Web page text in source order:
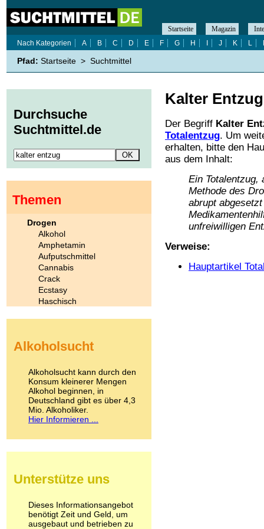
Kalter Entzug
Der Begriff Kalter
Totalentzug. Um
erhalten, bitte den
aus dem Inhalt:
Ein Totalentzug,
Methode des
abrupt
unfreiwilligen
Verweise:
Hauptartikel
Startseite Magazin
Nach Kategorien
A B C D E F G H J K L
Pfad: Startseite > Suchtmittel
Durchsuche
Suchtmittel.de
Themen
Drogen
Alkohol
Amphetamin
Aufputschmittel
Cannabis
Crack
Ecstasy
Haschisch
Kokain
LSD
Marihuana
Medikamente
Meskalin
Metamphetamin
Methadon
Pilze
Psychopharmaka
Schlafmittel
Schmerzmittel
Alkoholsucht
Alkoholsucht kann durch den
Konsum kleinerer Mengen
Alkohol beginnen, in
Deutschland gibt es über 4,3
Mio. Alkoholiker.
Hier Informieren ...
Unterstütze uns
Dieses Informationsangebot
benötigt Zeit und Geld, um
ausgebaut und betrieben zu